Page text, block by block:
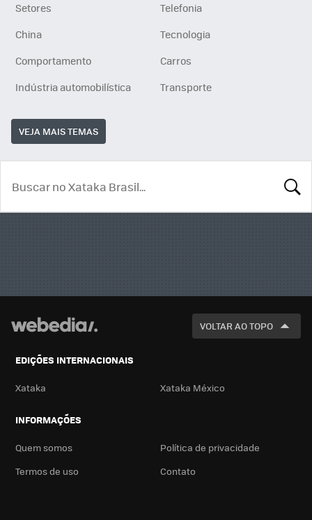
Setores
Telefonia
China
Tecnologia
Comportamento
Carros
Indústria automobilística
Transporte
VEJA MAIS TEMAS
VOLTAR AO TOPO
EDIÇÕES INTERNACIONAIS
Xataka Xataka México
INFORMAÇÕES
Quem somos
Política de privacidade
Termos de uso
Contato